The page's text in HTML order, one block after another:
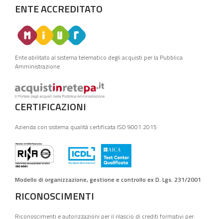
ENTE ACCREDITATO
Ente abilitato al sistema telematico degli acquisti per la Pubblica
Amministrazione
CERTIFICAZIONI
Azienda con sistema qualità certificata ISO 9001:2015
Modello di organizzazione, gestione e controllo ex D. Lgs. 231/2001
RICONOSCIMENTI
Riconoscimenti e autorizzazioni per il rilascio di crediti formativi per: